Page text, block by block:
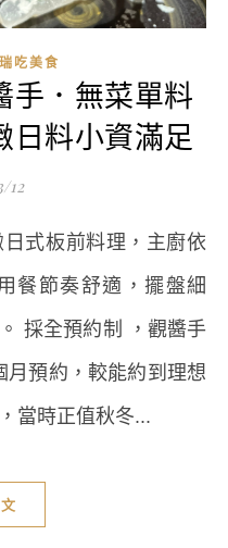
吃美食
手．無菜單料
日料小資滿足
12
餐節奏舒適，擺盤細
採全預約制 ，觀醬手
月預約，較能約到理想
當時正值秋冬...